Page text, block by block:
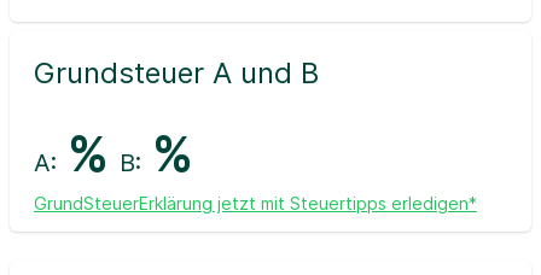
Grundsteuer A und B
A: % B: %
GrundSteuerErklärung jetzt mit Steuertipps erledigen*